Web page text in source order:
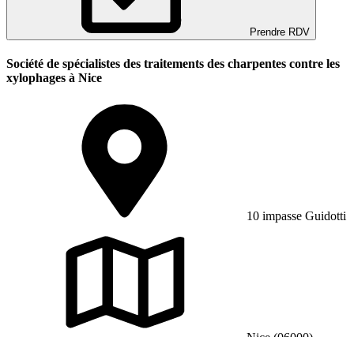
Prendre RDV
Société de spécialistes des traitements des charpentes contre les
xylophages à Nice
10 impasse Guidotti